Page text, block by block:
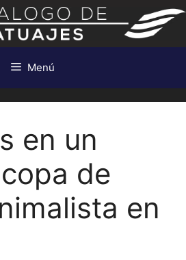
Menú
en un
de
en